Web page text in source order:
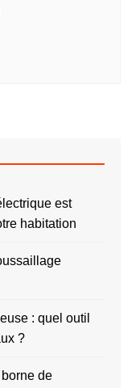
est
habitation
: quel outil
?
de